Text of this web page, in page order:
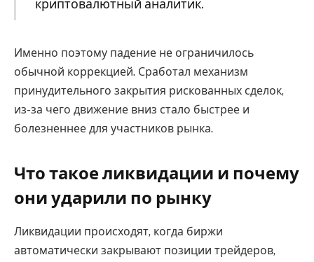
криптовалютный аналитик.
Именно поэтому падение не ограничилось
обычной коррекцией. Сработал механизм
принудительного закрытия рискованных сделок,
из-за чего движение вниз стало быстрее и
болезненнее для участников рынка.
Что такое ликвидации и почему
они ударили по рынку
Ликвидации происходят, когда биржи
автоматически закрывают позиции трейдеров,